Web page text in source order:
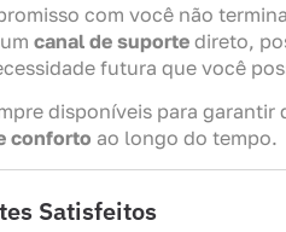
com você não
canal de suporte direto,
futura que você
disponíveis para
conforto ao longo do tempo.
Satisfeitos